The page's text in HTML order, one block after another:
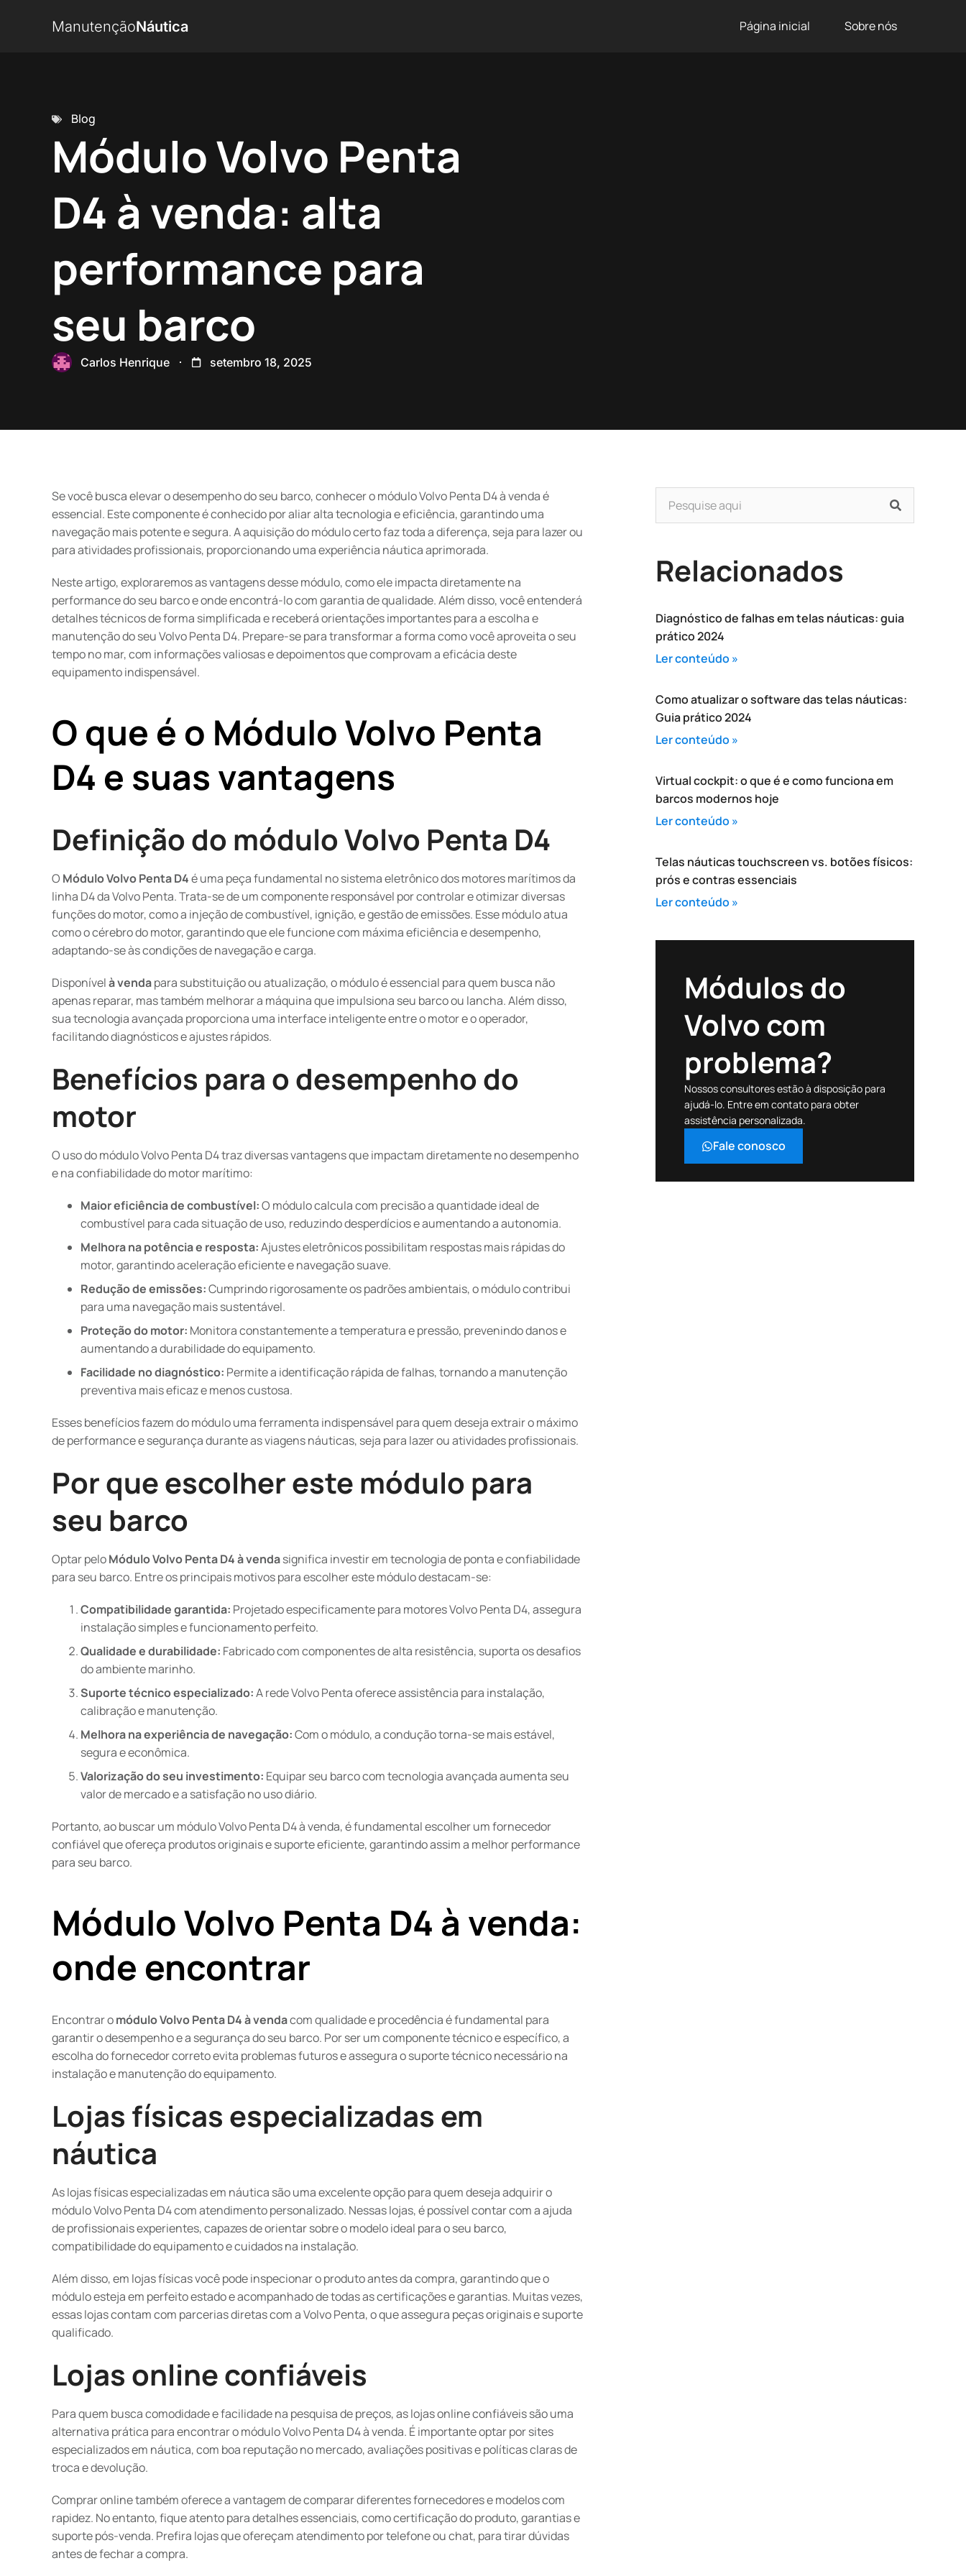
ManutençãoNáutica Página inicial Sobre nós
Blog
Módulo Volvo Penta
D4 à venda: alta
performance para
seu barco
Carlos Henrique setembro 18, 2025
Se você busca elevar o desempenho do seu barco, conhecer o módulo Volvo Penta D4 à venda é
essencial. Este componente é conhecido por aliar alta tecnologia e eficiência, garantindo uma
navegação mais potente e segura. A aquisição do módulo certo faz toda a diferença, seja para lazer ou
para atividades profissionais, proporcionando uma experiência náutica aprimorada.
Neste artigo, exploraremos as vantagens desse módulo, como ele impacta diretamente na
performance do seu barco e onde encontrá-lo com garantia de qualidade. Além disso, você entenderá
detalhes técnicos de forma simplificada e receberá orientações importantes para a escolha e
manutenção do seu Volvo Penta D4. Prepare-se para transformar a forma como você aproveita o seu
tempo no mar, com informações valiosas e depoimentos que comprovam a eficácia deste
equipamento indispensável.
O que é o Módulo Volvo Penta
D4 e suas vantagens
Definição do módulo Volvo Penta D4
O Módulo Volvo Penta D4é uma peça fundamental no sistema eletrônico dos motores marítimos da
linha D4 da Volvo Penta. Trata-se de um componente responsável por controlar e otimizar diversas
funções do motor, como a injeção de combustível, ignição, e gestão de emissões. Esse módulo atua
como o cérebro do motor, garantindo que ele funcione com máxima eficiência e desempenho,
adaptando-se às condições de navegação e carga.
Disponívelà vendapara substituição ou atualização, o módulo é essencial para quem busca não
apenas reparar, mas também melhorar a máquina que impulsiona seu barco ou lancha. Além disso,
sua tecnologia avançada proporciona uma interface inteligente entre o motor e o operador,
facilitando diagnósticos e ajustes rápidos.
Benefícios para o desempenho do
motor
O uso do módulo Volvo Penta D4 traz diversas vantagens que impactam diretamente no desempenho
e na confiabilidade do motor marítimo:
Maior eficiência de combustível:O módulo calcula com precisão a quantidade ideal de
combustível para cada situação de uso, reduzindo desperdícios e aumentando a autonomia.
Melhora na potência e resposta:Ajustes eletrônicos possibilitam respostas mais rápidas do
motor, garantindo aceleração eficiente e navegação suave.
Redução de emissões:Cumprindo rigorosamente os padrões ambientais, o módulo contribui
para uma navegação mais sustentável.
Proteção do motor: Monitora constantemente a temperatura e pressão, prevenindo danos e
aumentando a durabilidade do equipamento.
Facilidade no diagnóstico: Permite a identificação rápida de falhas, tornando a manutenção
preventiva mais eficaz e menos custosa.
Esses benefícios fazem do módulo uma ferramenta indispensável para quem deseja extrair o máximo
de performance e segurança durante as viagens náuticas, seja para lazer ou atividades profissionais.
Por que escolher este módulo para
seu barco
Optar peloMódulo Volvo Penta D4 à vendasignifica investir em tecnologia de ponta e confiabilidade
para seu barco. Entre os principais motivos para escolher este módulo destacam-se:
Compatibilidade garantida: Projetado especificamente para motores Volvo Penta D4, assegura
instalação simples e funcionamento perfeito.
Qualidade e durabilidade: Fabricado com componentes de alta resistência, suporta os desafios
do ambiente marinho.
Suporte técnico especializado:A rede Volvo Penta oferece assistência para instalação,
calibração e manutenção.
Melhora na experiência de navegação:Com o módulo, a condução torna-se mais estável,
segura e econômica.
Valorização do seu investimento: Equipar seu barco com tecnologia avançada aumenta seu
valor de mercado e a satisfação no uso diário.
Portanto, ao buscar um módulo Volvo Penta D4 à venda, é fundamental escolher um fornecedor
confiável que ofereça produtos originais e suporte eficiente, garantindo assim a melhor performance
para seu barco.
Módulo Volvo Penta D4 à venda:
onde encontrar
Encontrar omódulo Volvo Penta D4 à vendacom qualidade e procedência é fundamental para
garantir o desempenho e a segurança do seu barco. Por ser um componente técnico e específico, a
escolha do fornecedor correto evita problemas futuros e assegura o suporte técnico necessário na
instalação e manutenção do equipamento.
Lojas físicas especializadas em
náutica
As lojas físicas especializadas em náutica são uma excelente opção para quem deseja adquirir o
módulo Volvo Penta D4 com atendimento personalizado. Nessas lojas, é possível contar com a ajuda
de profissionais experientes, capazes de orientar sobre o modelo ideal para o seu barco,
compatibilidade do equipamento e cuidados na instalação.
Além disso, em lojas físicas você pode inspecionar o produto antes da compra, garantindo que o
módulo esteja em perfeito estado e acompanhado de todas as certificações e garantias. Muitas vezes,
essas lojas contam com parcerias diretas com a Volvo Penta, o que assegura peças originais e suporte
qualificado.
Lojas online confiáveis
Para quem busca comodidade e facilidade na pesquisa de preços, as lojas online confiáveis são uma
alternativa prática para encontrar o módulo Volvo Penta D4 à venda. É importante optar por sites
especializados em náutica, com boa reputação no mercado, avaliações positivas e políticas claras de
troca e devolução.
Comprar online também oferece a vantagem de comparar diferentes fornecedores e modelos com
rapidez. No entanto, fique atento para detalhes essenciais, como certificação do produto, garantias e
suporte pós-venda. Prefira lojas que ofereçam atendimento por telefone ou chat, para tirar dúvidas
antes de fechar a compra.
Relacionados
Diagnóstico de falhas em telas náuticas: guia
prático 2024
Ler conteúdo »
Como atualizar o software das telas náuticas:
Guia prático 2024
Ler conteúdo »
Virtual cockpit: o que é e como funciona em
barcos modernos hoje
Ler conteúdo »
Telas náuticas touchscreen vs. botões físicos:
prós e contras essenciais
Ler conteúdo »
Módulos do
Volvo com
problema?
Nossos consultores estão à disposição para
ajudá-lo. Entre em contato para obter
assistência personalizada.
Fale conosco